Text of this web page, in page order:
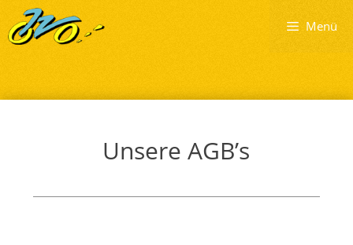
Zum
Inhalt
Menü
Unsere AGB’s